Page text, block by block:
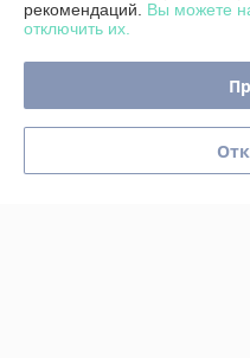
График работы
Полная версия сайта
Политика обработки
Сайт создан на
рекомендаций. Вы можете
отключить их.